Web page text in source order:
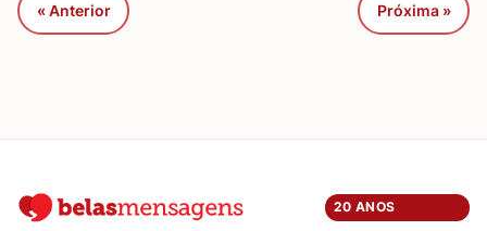
« Anterior Próxima »
20 ANOS